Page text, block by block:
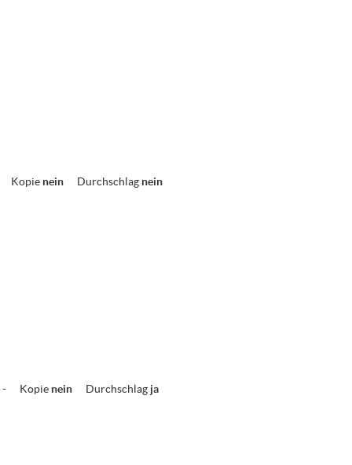
Kopie nein Durchschlag nein
- Kopie nein Durchschlag ja